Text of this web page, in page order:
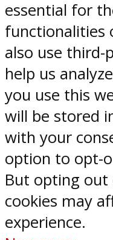
essential for
functionalities
also use third-
help us
you use this
will be stored
with your
option to opt-
But opting
cookies may
experience.